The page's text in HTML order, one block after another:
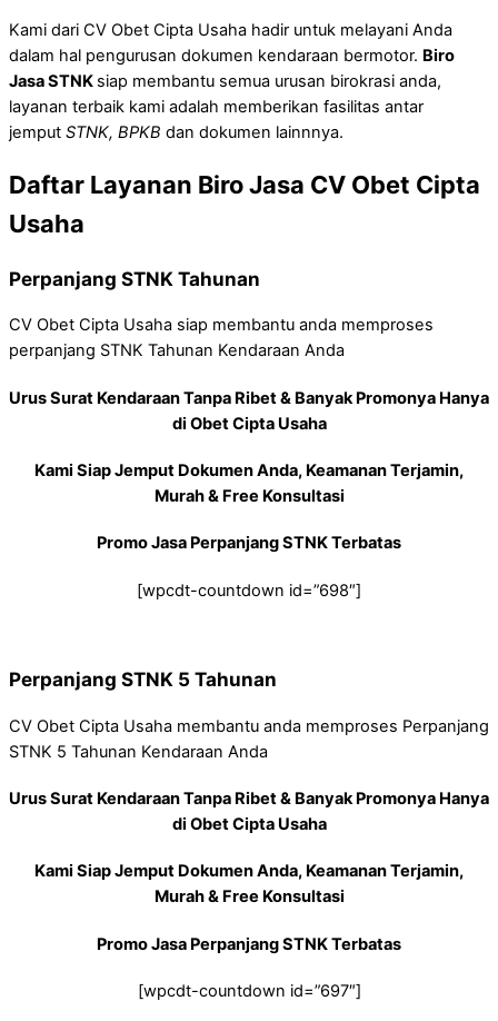
Kami dari CV Obet Cipta Usaha hadir untuk melayani Anda
dalam hal pengurusan dokumen kendaraan bermotor. Biro
Jasa STNK siap membantu semua urusan birokrasi anda,
layanan terbaik kami adalah memberikan fasilitas antar
jemput STNK, BPKB dan dokumen lainnnya.
Daftar Layanan Biro Jasa CV Obet Cipta
Usaha
Perpanjang STNK Tahunan
CV Obet Cipta Usaha siap membantu anda memproses
perpanjang STNK Tahunan Kendaraan Anda
Urus Surat Kendaraan Tanpa Ribet & Banyak Promonya Hanya
di Obet Cipta Usaha
Kami Siap Jemput Dokumen Anda, Keamanan Terjamin,
Murah & Free Konsultasi
Promo Jasa Perpanjang STNK Terbatas
[wpcdt-countdown id=”698″]
Perpanjang STNK 5 Tahunan
CV Obet Cipta Usaha membantu anda memproses Perpanjang
STNK 5 Tahunan Kendaraan Anda
Urus Surat Kendaraan Tanpa Ribet & Banyak Promonya Hanya
di Obet Cipta Usaha
Kami Siap Jemput Dokumen Anda, Keamanan Terjamin,
Murah & Free Konsultasi
Promo Jasa Perpanjang STNK Terbatas
[wpcdt-countdown id=”697″]